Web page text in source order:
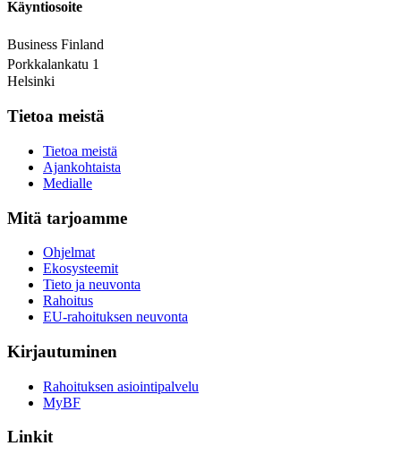
Käyntiosoite
Business Finland
Porkkalankatu 1
Helsinki
Tietoa meistä
Tietoa meistä
Ajankohtaista
Medialle
Mitä tarjoamme
Ohjelmat
Ekosysteemit
Tieto ja neuvonta
Rahoitus
EU-rahoituksen neuvonta
Kirjautuminen
Rahoituksen asiointipalvelu
MyBF
Linkit